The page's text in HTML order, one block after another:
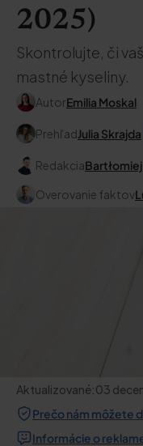
2025)
Skontrolujte, či
mastné kyseliny.
AutorEmilia Moskal
PrehľadJulia Skrajda
Redakcia
Overovanie faktov
Aktualizované:03
Prečo nám môžete
Informácie o